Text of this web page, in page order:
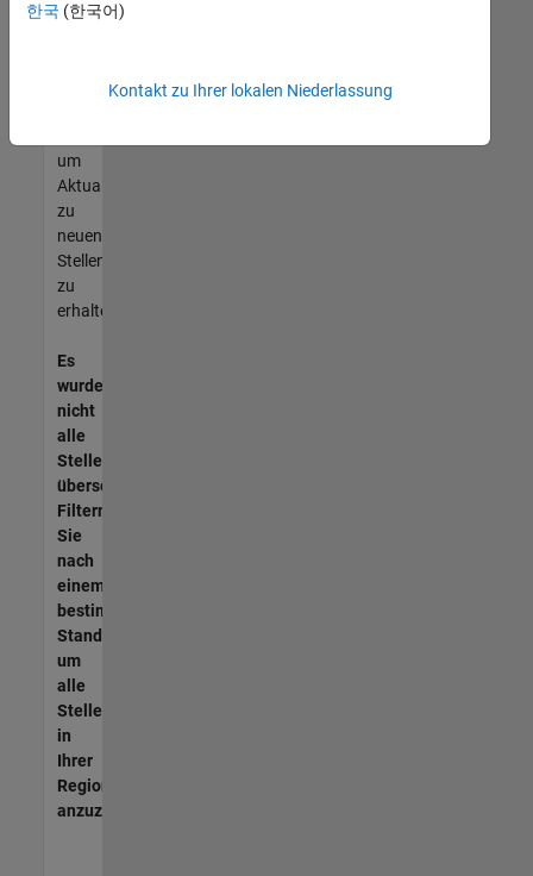
werden
unseres
um
Aktualisierungen
zu
neuen
Stellenangeboten
zu
erhalten.
Es
wurden
nicht
alle
Stellen
übersetzt.
Filtern
Sie
nach
einem
bestimmten
Standort,
um
alle
Stellenangebote
in
Ihrer
Region
anzuzeigen.
한국 (한국어)
Kontakt zu Ihrer lokalen Niederlassung